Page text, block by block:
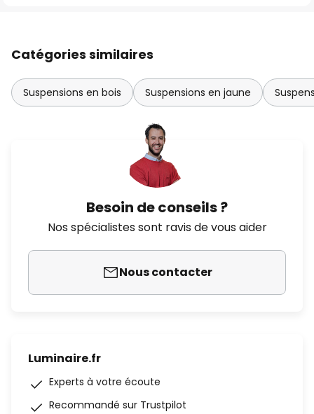
Catégories similaires
Suspensions en bois Suspensions en jaune
Besoin de conseils ?
Nos spécialistes sont ravis de vous aider
Nous contacter
Luminaire.fr
Experts à votre écoute
Recommandé sur Trustpilot